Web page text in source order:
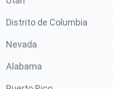
Distrito de Columbia
Nevada
Alabama